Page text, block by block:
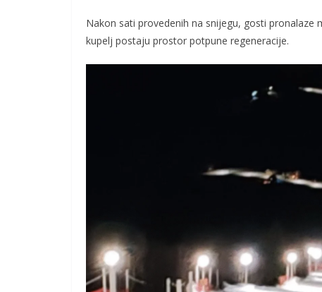
Nakon sati provedenih na snijegu, gosti pronalaze
kupelj postaju prostor potpune regeneracije.